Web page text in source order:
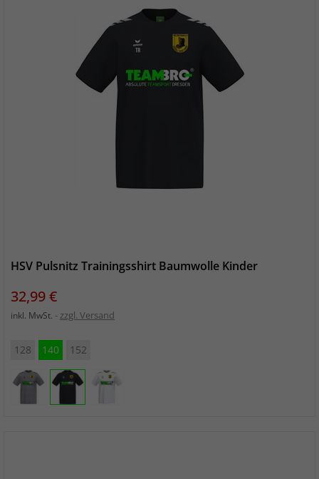
HSV Pulsnitz Trainingsshirt Baumwolle Kinder
Preis
32,99 €
inkl. MwSt. zzgl. Versand
128 140 152